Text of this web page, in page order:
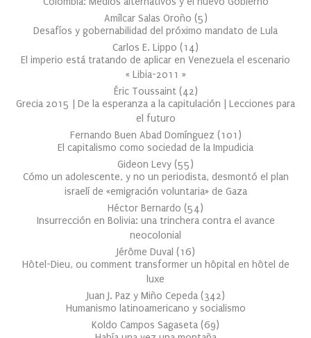
Amílcar Salas Oroño (5)
Desafíos y gobernabilidad del próximo mandato de Lula
Carlos E. Lippo (14)
El imperio está tratando de aplicar en Venezuela el escenario
« Libia-2011 »
Éric Toussaint (42)
Grecia 2015 | De la esperanza a la capitulación | Lecciones para
el futuro
Fernando Buen Abad Domínguez (101 )
El capitalismo como sociedad de la Impudicia
Gideon Levy (55)
Cómo un adolescente, y no un periodista, desmontó el plan
israelí de «emigración voluntaria» de Gaza
Héctor Bernardo (54)
Insurrección en Bolivia: una trinchera contra el avance
neocolonial
Jérôme Duval (16)
Hôtel-Dieu, ou comment transformer un hôpital en hôtel de
luxe
Juan J. Paz y Miño Cepeda (342)
Humanismo latinoamericano y socialismo
Koldo Campos Sagaseta (69)